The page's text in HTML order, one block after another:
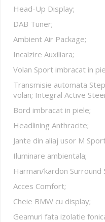
Head-Up Display;
DAB Tuner;
Ambient Air Package;
Incalzire Auxiliara;
Volan Sport imbracat in
Transmisie automata
volan; Integral Active
Bord imbracat in piele;
Headlining Anthracite;
Jante din aliaj usor M
Iluminare ambientala;
Harman/kardon Surround
Acces Comfort;
Cheie BMW cu display;
Geamuri fata izolatie